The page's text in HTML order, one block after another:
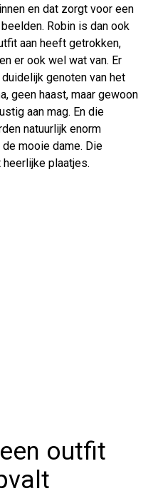
en dat zorgt voor een
Robin is dan ook
aan heeft getrokken,
er ook wel wat van. Er
genoten van het
geen haast, maar gewoon
aan mag. En die
natuurlijk enorm
mooie dame. Die
plaatjes.
outfit